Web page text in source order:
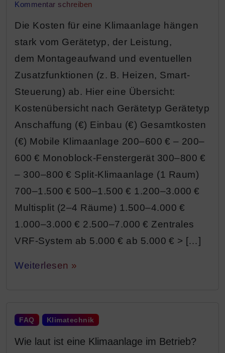
Kommentar schreiben
Die Kosten für eine Klimaanlage hängen
stark vom Gerätetyp, der Leistung,
dem Montageaufwand und eventuellen
Zusatzfunktionen (z. B. Heizen, Smart-
Steuerung) ab. Hier eine Übersicht:
Kostenübersicht nach Gerätetyp Gerätetyp
Anschaffung (€) Einbau (€) Gesamtkosten
(€) Mobile Klimaanlage 200–600 € – 200–
600 € Monoblock-Fenstergerät 300–800 €
– 300–800 € Split-Klimaanlage (1 Raum)
700–1.500 € 500–1.500 € 1.200–3.000 €
Multisplit (2–4 Räume) 1.500–4.000 €
1.000–3.000 € 2.500–7.000 € Zentrales
VRF-System ab 5.000 € ab 5.000 € > […]
Weiterlesen »
FAQ Klimatechnik
Wie laut ist eine Klimaanlage im Betrieb?